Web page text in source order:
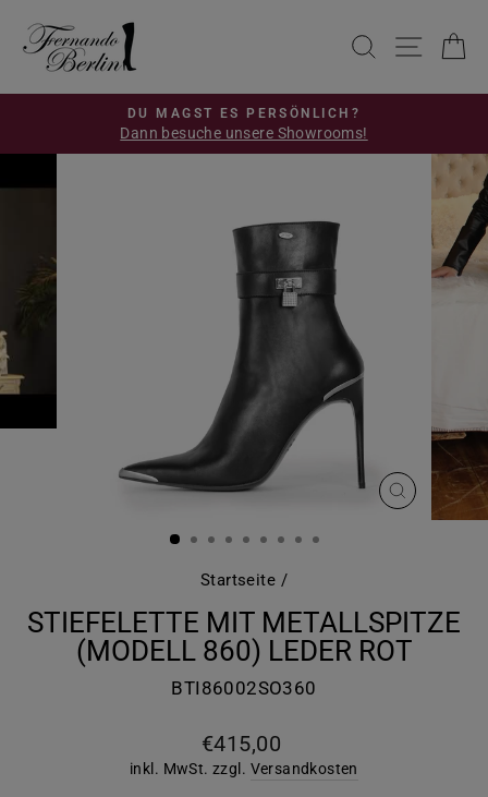
zum
Inhalt
SUCHE
Pause
DU MAGST ES PERSÖNLICH?
Dann besuche unsere Showrooms!
ESC)
Startseite /
STIEFELETTE MIT METALLSPITZE
(MODELL 860) LEDER ROT
BTI86002SO360
Normaler
Preis
€415,00
inkl. MwSt. zzgl. Versandkosten